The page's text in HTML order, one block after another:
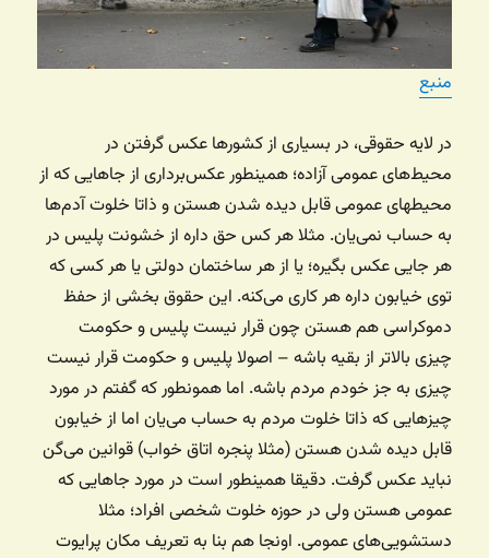
منبع
در لایه حقوقی، در بسیاری از کشورها عکس گرفتن در
محیط‌های عمومی آزاده؛ همینطور عکس‌برداری از جاهایی که از
محیطهای عمومی قابل دیده شدن هستن و ذاتا خلوت آدم‌ها
به حساب نمی‌یان. مثلا هر کس حق داره از خشونت پلیس در
هر جایی عکس بگیره؛ یا از هر ساختمان دولتی یا هر کسی که
توی خیابون داره هر کاری می‌کنه. این حقوق بخشی از حفظ
دموکراسی هم هستن چون قرار نیست پلیس و حکومت
چیزی بالاتر از بقیه باشه – اصولا پلیس و حکومت قرار نیست
چیزی به جز خودم مردم باشه. اما همونطور که گفتم در مورد
چیزهایی که ذاتا خلوت مردم به حساب می‌یان اما از خیابون
قابل دیده شدن هستن (مثلا پنجره اتاق خواب) قوانین می‌گن
نباید عکس گرفت. دقیقا همینطور است در مورد جاهایی که
عمومی هستن ولی در حوزه خلوت شخصی افراد؛ مثلا
دستشویی‌های عمومی. اونجا هم بنا به تعریف مکان پرایوت